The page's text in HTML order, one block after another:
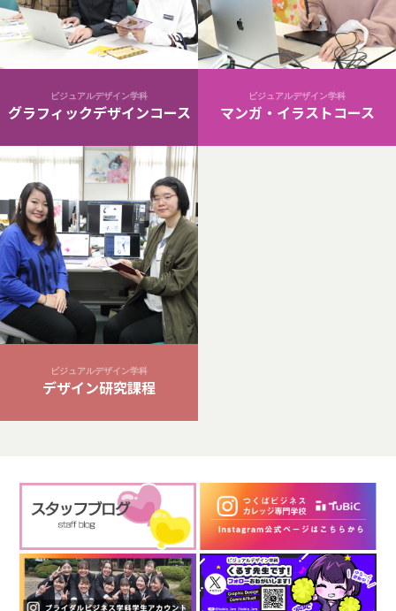
ビジュアルデザイン学科
グラフィックデザインコース
ビジュアルデザイン学科
マンガ・イラストコース
ビジュアルデザイン学科
デザイン研究課程